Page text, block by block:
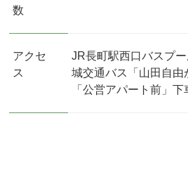
数
アクセ
ス
JR長町駅西口バスプ
城交通バス「山田自由
「公営アパート前」